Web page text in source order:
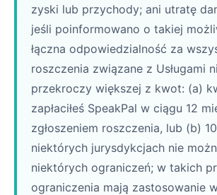
zyski lub przychody; ani utratę
jeśli poinformowano o takiej
łączna odpowiedzialność za
roszczenia związane z Usługami
przekroczy większej z kwot: (a)
zapłaciłeś SpeakPal w ciągu 12
zgłoszeniem roszczenia, lub (b)
niektórych jurysdykcjach nie
niektórych ograniczeń; w takich
ograniczenia mają zastosowanie